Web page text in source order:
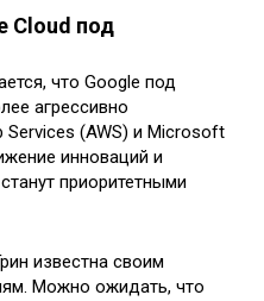
Cloud под
что Google под
агрессивно
Services (AWS) и Microsoft
инноваций и
приоритетными
известна своим
Можно ожидать, что